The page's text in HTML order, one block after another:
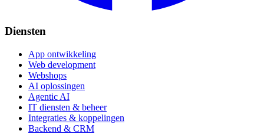
Diensten
App ontwikkeling
Web development
Webshops
AI oplossingen
Agentic AI
IT diensten & beheer
Integraties & koppelingen
Backend & CRM